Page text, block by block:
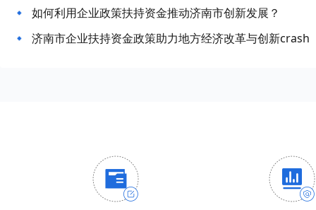
如何利用企业政策扶持资金推动济南市创新发展？
济南市企业扶持资金政策助力地方经济改革与创新crash